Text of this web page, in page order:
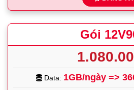
Gói
Data: 1GB/ngày =>